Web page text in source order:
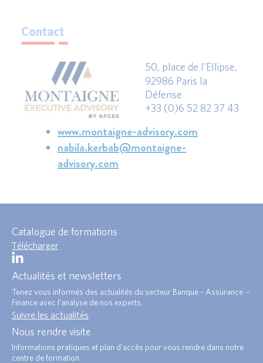
Contact
50, place de l’Ellipse,
92986 Paris la
Défense
+33 (0)6 52 82 37 43
www.montaigne-advisory.com
nabila.kerbab@montaigne-
advisory.com
Catalogue de formations
Télécharger
Actualités et newsletters
Tenez vous informés des actualités du secteur Banque – Assurance –
Finance avec l’analyse de nos experts.
Suivre les actualités
Nous rendre visite
Informations pratiques et plan d’accès pour vous rendre dans notre
centre de formation.